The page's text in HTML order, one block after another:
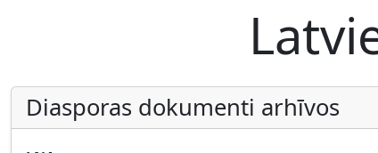
Diasporas dokumenti arhīvos